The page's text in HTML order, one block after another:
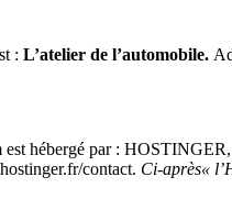
: L’atelier de l’automobile.
est hébergé par :
contact. Ci-après«